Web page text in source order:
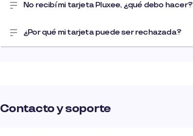
No recibí mi tarjeta Pluxee, ¿qué debo hacer?
¿Por qué mi tarjeta puede ser rechazada?
Contacto y soporte